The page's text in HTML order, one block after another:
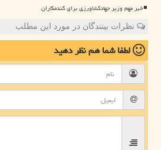
خبر مهم وزیر جهادکشاورزی برای گندمکاران
نظرات بینندگان در مورد این مطلب
لطفا شما همنظر دهید